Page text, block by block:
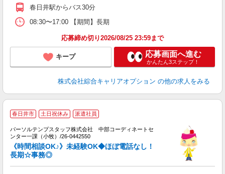
春日井駅からバス30分
08:30〜17:00 【期間】長期
応募締め切り2026/08/25 23:59まで
キープ 応募画面へ進む
かんたん3ステップ！
株式会社綜合キャリアオプション の他の求人をみる
春日井市 土日祝休み 派遣社員
パーソルテンプスタッフ株式会社 中部コーディネートセ
ンター一課（小牧）/26-0442550
《時間相談OK♪》未経験OK◆ほぼ電話なし！
長期☆事務◎